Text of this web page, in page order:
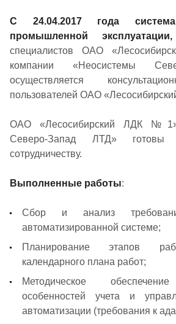
С 24.04.2017 года
промышленной
специалистов ОАО
компании «Неосистемы
осуществляется
пользователей ОАО
ОАО «Лесосибирский ЛДК
Северо-Запад ЛТД» готовы
сотрудничеству.
Выполненные работы:
Сбор и анализ
автоматизированной системе;
Планирование этапов
календарного плана работ;
Методическое
особенностей учета и
автоматизации (требования к